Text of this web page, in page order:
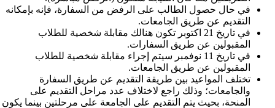
في حال حصول الطالب على الرفض من السفارة، فإنه بإمكانه
التقديم عن طريق الجامعات.
في تاريخ 21 اكتوبر تكون هنالك مقابلة شخصية للطلاب
المقبولين عن طريق السفارات.
في تاريخ 11 نوفمبر سيتم إجراء مقابلة شخصية للطلاب
المقبولين عن طريق الجامعات.
تختلف المواعيد بين طريقة التقديم عن طريق السفارة
والجامعات؛ وذلك راجع لاختلاف عدد مراحل التقديم على
المنحة، بحيث يتم التقديم على الجامعة على مرحلتين بينما يكون